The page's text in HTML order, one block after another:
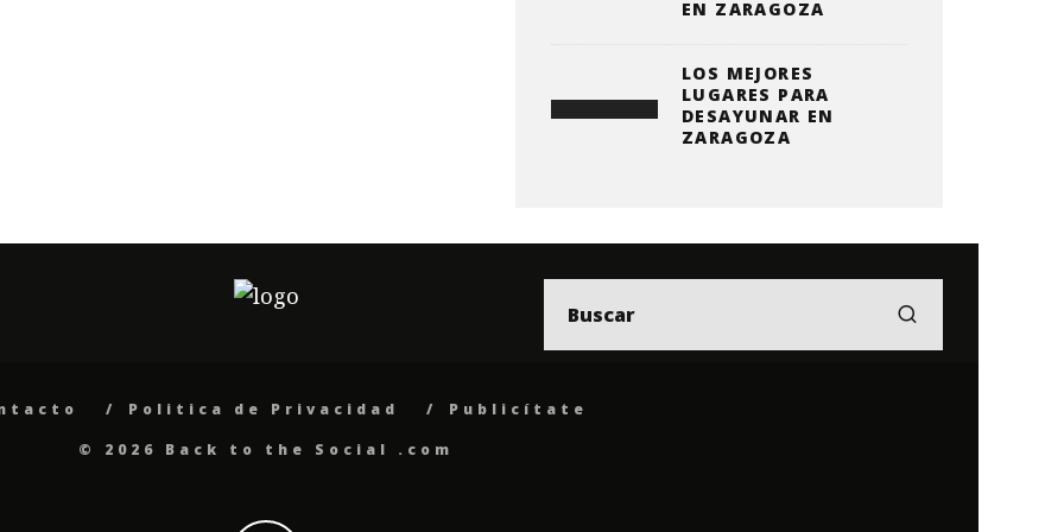
EN ZARAGOZA
LOS MEJORES
LUGARES PARA
DESAYUNAR EN
ZARAGOZA
Politica de Privacidad
Publicítate
© 2026 Back to the Social .com